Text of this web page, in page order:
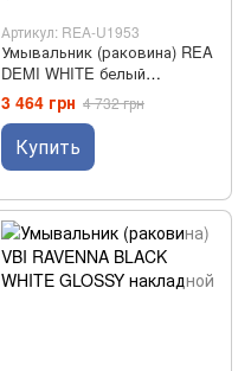
Артикул: REA-U1953
Умывальник (раковина) REA
DEMI WHITE белый
накладной
3 464 грн 4 732 грн
Купить